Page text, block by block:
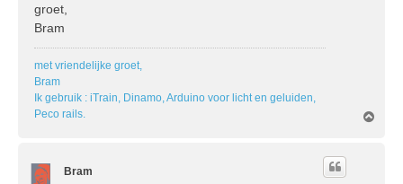
groet,
Bram
met vriendelijke groet,
Bram
Ik gebruik : iTrain, Dinamo, Arduino voor licht en geluiden,
Peco rails.
Bram